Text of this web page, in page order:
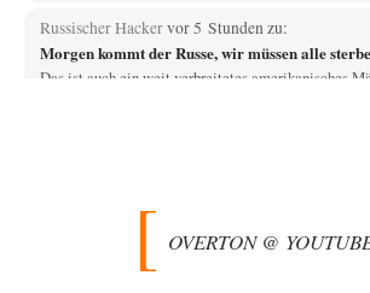
Russischer Hackervor 5 Stunden zu:
Morgen kommt der Russe, wir müssen alle
Das ist auch ein weit verbreitetes amerikanisches
westliche Triumphalismus eher schlaflose…
vor 6 Stunden zu:
Leihmutterschaft als Zweig des Transhumanismus
OVERTON @